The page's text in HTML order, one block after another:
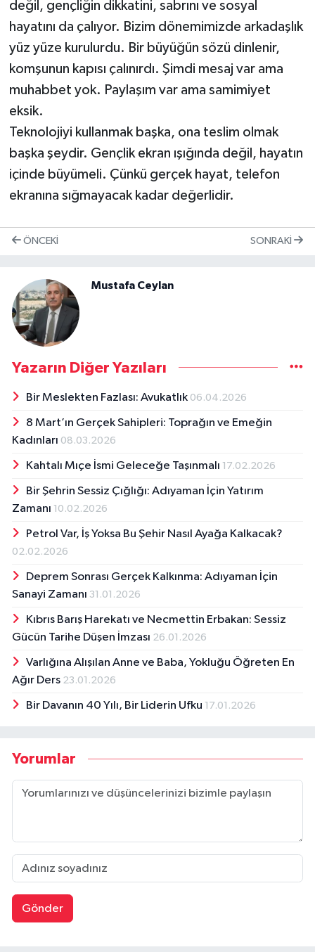
değil, gençliğin dikkatini, sabrını ve sosyal
hayatını da çalıyor. Bizim dönemimizde arkadaşlık
yüz yüze kurulurdu. Bir büyüğün sözü dinlenir,
komşunun kapısı çalınırdı. Şimdi mesaj var ama
muhabbet yok. Paylaşım var ama samimiyet
eksik.
Teknolojiyi kullanmak başka, ona teslim olmak
başka şeydir. Gençlik ekran ışığında değil, hayatın
içinde büyümeli. Çünkü gerçek hayat, telefon
ekranına sığmayacak kadar değerlidir.
ÖNCEKI SONRAKI
Mustafa Ceylan
Yazarın Diğer Yazıları
Bir Meslekten Fazlası: Avukatlık 06.04.2026
8 Mart’ın Gerçek Sahipleri: Toprağın ve Emeğin
Kadınları 08.03.2026
Kahtalı Mıçe İsmi Geleceğe Taşınmalı 17.02.2026
Bir Şehrin Sessiz Çığlığı: Adıyaman İçin Yatırım
Zamanı 10.02.2026
Petrol Var, İş Yoksa Bu Şehir Nasıl Ayağa Kalkacak?
02.02.2026
Deprem Sonrası Gerçek Kalkınma: Adıyaman İçin
Sanayi Zamanı 31.01.2026
Kıbrıs Barış Harekatı ve Necmettin Erbakan: Sessiz
Gücün Tarihe Düşen İmzası 26.01.2026
Varlığına Alışılan Anne ve Baba, Yokluğu Öğreten En
Ağır Ders 23.01.2026
Bir Davanın 40 Yılı, Bir Liderin Ufku 17.01.2026
Yorumlar
Gönder